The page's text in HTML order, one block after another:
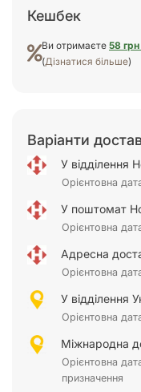
Кешбек
Ви отримаєте 58 грн
(Дізнатися більше)
Варіанти
У відділення
Орієнтовна
У поштомат
Орієнтовна
Адресна
Орієнтовна
У відділення
Орієнтовна
Міжнародна
Орієнтовна
призначення